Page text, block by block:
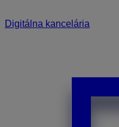
Digitálna kancelária